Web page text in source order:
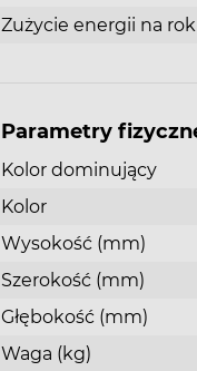
Zużycie energii na
Parametry
Kolor dominujący
Kolor
Wysokość (mm)
Szerokość (mm)
Głębokość (mm)
Waga (kg)